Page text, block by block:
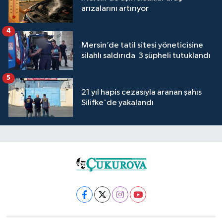
arızalarını artırıyor
Mersin’de tatil sitesi yöneticisine
silahlı saldırıda 3 şüpheli tutuklandı
4
21 yıl hapis cezasıyla aranan şahıs
Silifke'de yakalandı
5